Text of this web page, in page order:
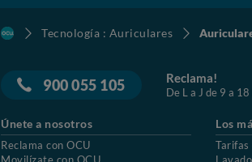
Tecnología : Auriculares
900 055 105 Reclama!
De L a J de 9 a
Únete a nosotros
Reclama con OCU
Los
Tarifas